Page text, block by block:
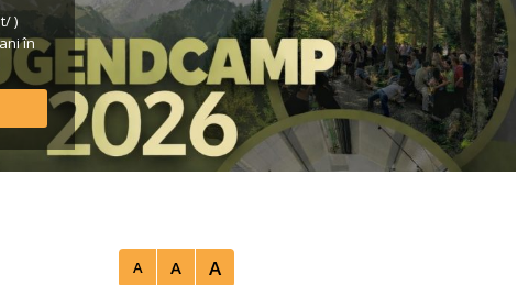
)
în
A A A